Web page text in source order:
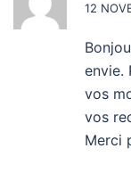
12
envie.
vos
vos
Merci